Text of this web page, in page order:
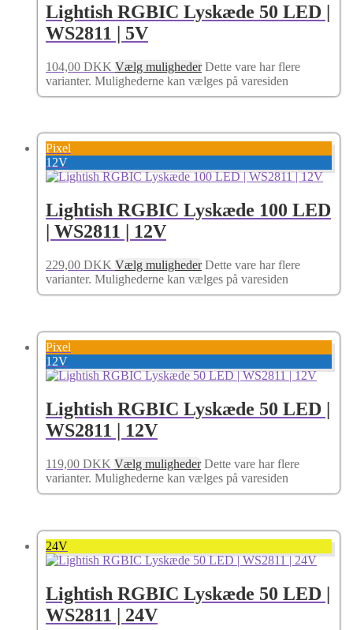
Lightish RGBIC Lyskæde 50 LED |
WS2811 | 5V
104,00 DKK Vælg muligheder Dette vare har flere
varianter. Mulighederne kan vælges på varesiden
Pixel
12V
Lightish RGBIC Lyskæde 100 LED
| WS2811 | 12V
229,00 DKK Vælg muligheder Dette vare har flere
varianter. Mulighederne kan vælges på varesiden
Pixel
12V
Lightish RGBIC Lyskæde 50 LED |
WS2811 | 12V
119,00 DKK Vælg muligheder Dette vare har flere
varianter. Mulighederne kan vælges på varesiden
24V
Lightish RGBIC Lyskæde 50 LED |
WS2811 | 24V